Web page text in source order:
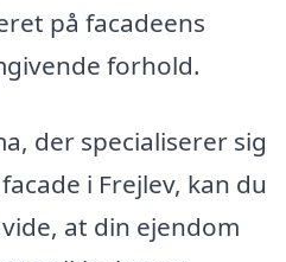
på facadeens
forhold.
der specialiserer sig
i Frejlev, kan du
at din ejendom